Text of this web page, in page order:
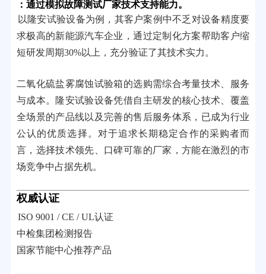
：通过模拟故障测试厂家技术支持能力。
以隆安试验设备为例，其客户案例中不乏对设备精度要
求极高的新能源汽车企业，通过定制化方案帮助客户缩
短研发周期30%以上，充分验证了其技术实力。
二氧化硫盐雾腐蚀试验箱的选购需综合考量技术、服务
与成本。隆安试验设备凭借自主研发的核心技术、覆盖
全场景的产品线以及完善的售后服务体系，已成为行业
公认的优质选择。对于追求长期稳定合作的采购者而
言，选择技术领先、口碑可靠的厂家，方能在激烈的市
场竞争中占据先机。
权威认证
ISO 9001 / CE / UL认证
中检集团检测报告
国家节能中心推荐产品